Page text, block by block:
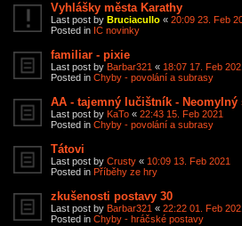
Vyhlášky města Karathy
Last post by Bruciacullo « 20:09 23. Feb
Posted in IC novinky
familiar - pixie
Last post by Barbar321 « 18:07 17. Feb
Posted in Chyby - povolání a subrasy
AA - tajemný lučištník - Neomylný
Last post by KaTo « 22:43 15. Feb 2021
Posted in Chyby - povolání a subrasy
Tátovi
Last post by Crusty « 10:09 13. Feb 2021
Posted in Příběhy ze hry
zkušenosti postavy 30
Last post by Barbar321 « 22:22 01. Feb
Posted in Chyby - hráčské postavy